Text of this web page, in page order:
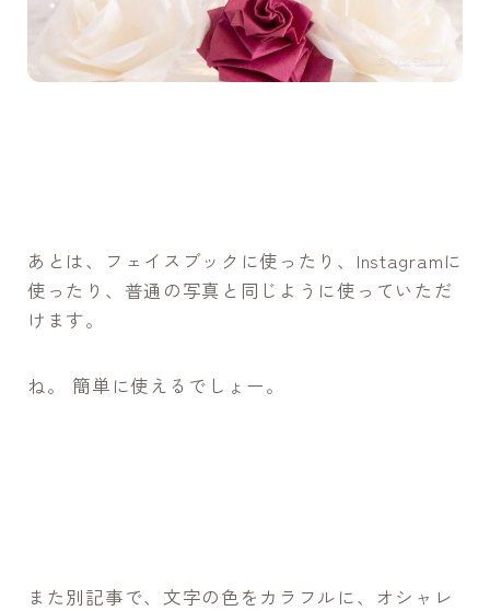
あとは、フェイスブックに使ったり、Instagramに
使ったり、普通の写真と同じように使っていただ
けます。
ね。 簡単に使えるでしょー。
また別記事で、文字の色をカラフルに、オシャレ